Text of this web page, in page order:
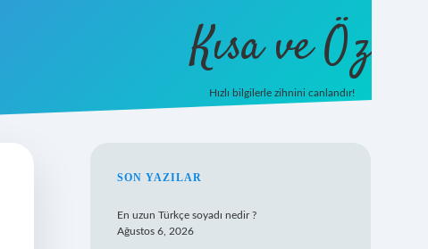
Kısa ve Öz
Hızlı bilgilerle zihnini canlandır!
SIDEBAR
SON YAZILAR
En uzun Türkçe soyadı nedir ?
Ağustos 6, 2026